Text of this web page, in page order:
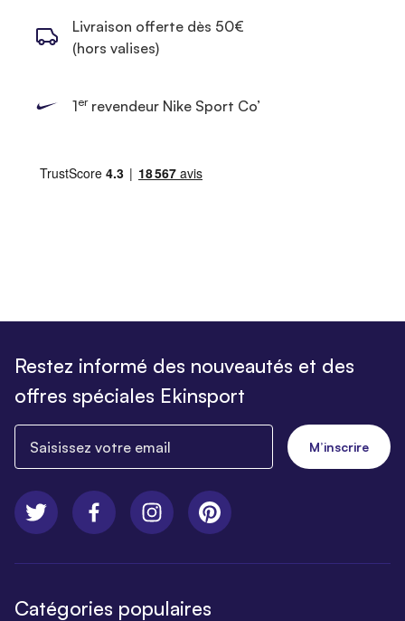
Livraison offerte dès 50€
(hors valises)
1errevendeur Nike Sport Co’
Restez informé des nouveautés et des
offres spéciales Ekinsport
M’inscrire
Catégories populaires